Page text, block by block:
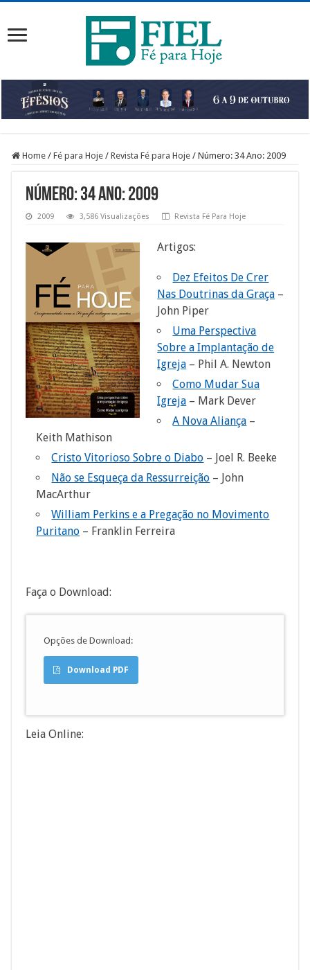
Home / Fé para Hoje / Revista Fé para Hoje / Número: 34 Ano: 2009
Número: 34 Ano: 2009
2009 3,586 Visualizações Revista Fé Para Hoje
Artigos:
Dez Efeitos De Crer
Nas Doutrinas da Graça –
John Piper
Uma Perspectiva
Sobre a Implantação de
Igreja – Phil A. Newton
Como Mudar Sua
Igreja – Mark Dever
A Nova Aliança –
Keith Mathison
Cristo Vitorioso Sobre o Diabo – Joel R. Beeke
Não se Esqueça da Ressurreição – John
MacArthur
William Perkins e a Pregação no Movimento
Puritano – Franklin Ferreira
Faça o Download:
Opções de Download:
Download PDF
Leia Online: